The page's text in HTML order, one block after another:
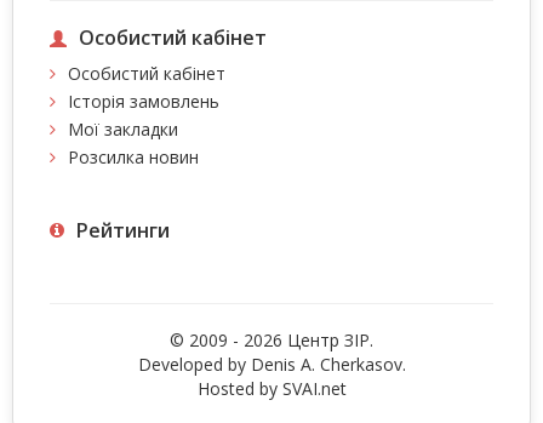
Особистий кабінет
Особистий кабінет
Історія замовлень
Мої закладки
Розсилка новин
Рейтинги
© 2009 - 2026 Центр ЗIР.
Developed by Denis A. Cherkasov.
Hosted by SVAI.net